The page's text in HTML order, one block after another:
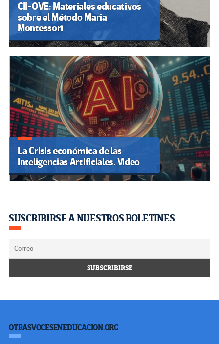
CII-OVE: Materiales educativos
sobre el Método Maria
Montessori
La Crisis económica de las
Inteligencias Artificiales. Video
SUSCRIBIRSE A NUESTROS BOLETINES
OTRASVOCESENEDUCACION.ORG